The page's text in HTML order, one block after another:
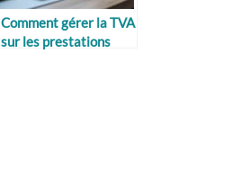
Comment gérer la TVA
sur les prestations